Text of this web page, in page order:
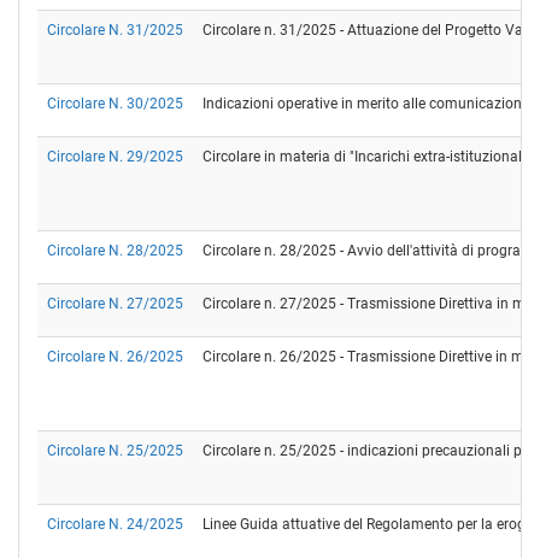
Circolare N. 31/2025 Circolare n. 31/2025 - Attuazione del Progetto
Circolare N. 30/2025 Indicazioni operative in merito alle comunicazioni
Circolare N. 29/2025 Circolare in materia di "Incarichi extra-istituzionali"
Circolare N. 28/2025 Circolare n. 28/2025 - Avvio dell'attività di
Circolare N. 27/2025 Circolare n. 27/2025 - Trasmissione Direttiva in
Circolare N. 26/2025 Circolare n. 26/2025 - Trasmissione Direttive in
Circolare N. 25/2025 Circolare n. 25/2025 - indicazioni precauzionali
Circolare N. 24/2025 Linee Guida attuative del Regolamento per la